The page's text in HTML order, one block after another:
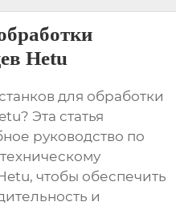
Hetu
для обработки
? Эта статья
руководство по
чтобы обеспечить
и